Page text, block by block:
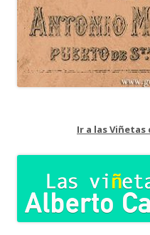
Ir a las